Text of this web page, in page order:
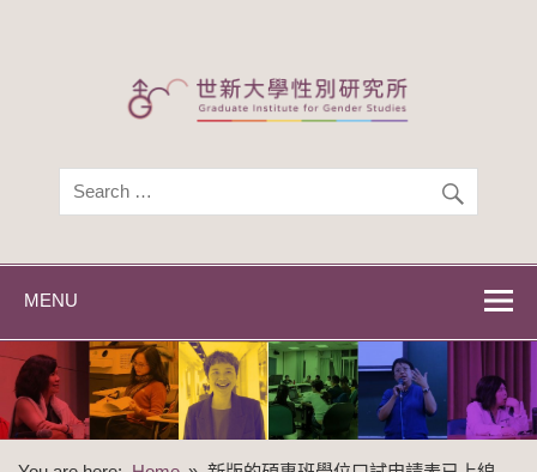
世新大學性別研
世新大學性別研究所
MENU